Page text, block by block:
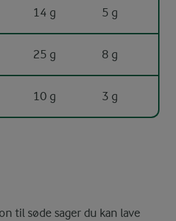
14 g 5 g
25 g 8 g
10 g 3 g
til søde sager du kan lave